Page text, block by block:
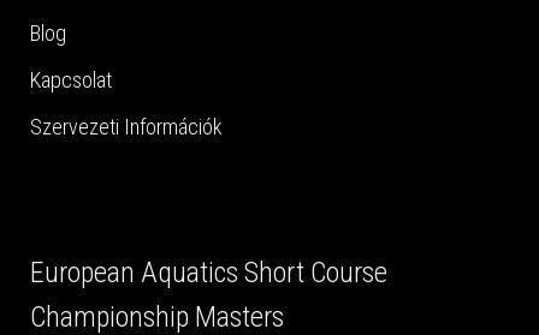
Blog
Kapcsolat
Szervezeti Információk
European Aquatics Short Course
Championship Masters